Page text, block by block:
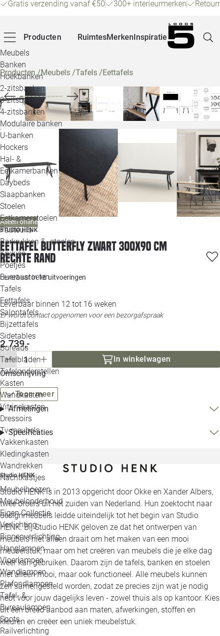
Gratis verzending vanaf €50 300+ interieurmerken
Producten
Meubels
Banken
Hoekbanken
2-zitsbanken
3-zitsbanken
4-zitsbanken
Modulaire banken
U-banken
Hockers
Hal- &
Eetkamerbanken
Daybeds
Slaapbanken
Stoelen
Eetkamerstoelen
Fauteuils
Barkrukken & -stoelen
Krukjes
Poefjes
Bureaustoelen
Tafels
Eettafels
Salontafels
Bijzettafels
Sidetables
Bureaus
Tafelbladen
Tafelonderstellen
Kasten
Wandkasten
Vitrinekasten
Dressoirs
Tv meubels
Vakkenkasten
Kledingkasten
Wandrekken
Nachtkastjes
Meubelhoezen
Meubelonderhoud
Eigen Collectie
Verlichting
Binnenverlichting
Hanglampen
Vloerlampen
Wandlampen
Plafondlampen
Tafel- &
Bureaulampen
Spots
Railverlichting
RuimtesMerkenInspiratie
Alle
Producten/Meubels /Tafels /Eettafels
Alleen online
STUDIO HENK
Eettafel Butterfly zwart 300x90 cm
rechte rand
Leverbaar in16 uitvoeringen
Leverbaar binnen 12 tot 16 weken
Er wordt contact opgenomen voor een bezorgafspraak
2.739,-
In winkelwagen
Omschrijving
Toon meer
Afmetingen
Specificaties
Studio HENK
Studio HENK is in 2013 opgericht door Okke en Xander Albers,
twee broers uit het zuiden van Nederland. Hun zoektocht naar
designmeubels leidde uiteindelijk tot het begin van Studio
HENK. Bij Studio HENK geloven ze dat het ontwerpen van
meubels niet alleen draait om het maken van een mooi
meubelstuk, maar om het creëren van meubels die je elke dag
weer kan gebruiken. Daarom zijn de tafels, banken en stoelen
niet alleen mooi, maar ook functioneel. Alle meubels kunnen
zelf samengesteld worden, zodat ze precies zijn wat je nodig
hebt voor jouw dagelijks leven - zowel thuis als op kantoor. Kies
uit een breed aanbod aan maten, afwerkingen, stoffen en
kleuren en creëer een uniek meubelstuk.